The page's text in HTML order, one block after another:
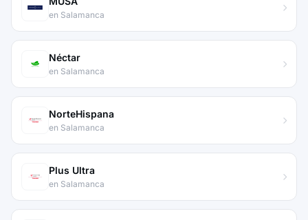
en Salamanca
Néctar
en Salamanca
NorteHispana
en Salamanca
Plus Ultra
en Salamanca